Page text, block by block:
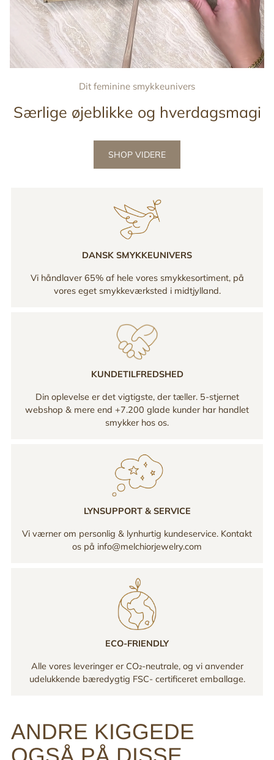
Dit feminine smykkeunivers
Særlige øjeblikke og hverdagsmagi
SHOP VIDERE
DANSK SMYKKEUNIVERS
Vi håndlaver 65% af hele vores smykkesortiment, på
vores eget smykkeværksted i midtjylland.
KUNDETILFREDSHED
Din oplevelse er det vigtigste, der tæller. 5-stjernet
webshop & mere end +7.200 glade kunder har handlet
smykker hos os.
LYNSUPPORT & SERVICE
Vi værner om personlig & lynhurtig kundeservice. Kontakt
os på info@melchiorjewelry.com
ECO-FRIENDLY
Alle vores leveringer er CO₂-neutrale, og vi anvender
udelukkende bæredygtig FSC- certificeret emballage.
ANDRE KIGGEDE